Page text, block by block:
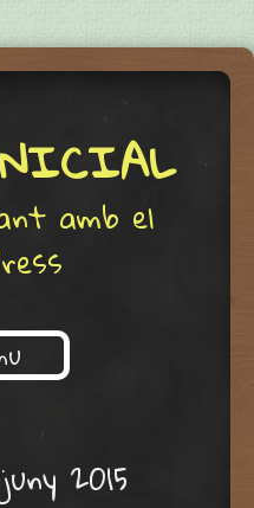
amb el
juny 2015